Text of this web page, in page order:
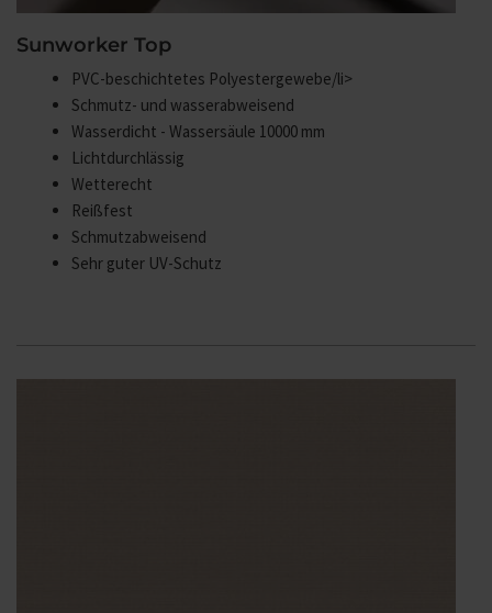
Sunworker Top
PVC-beschichtetes Polyestergewebe/li>
Schmutz- und wasserabweisend
Wasserdicht - Wassersäule 10000 mm
Lichtdurchlässig
Wetterecht
Reißfest
Schmutzabweisend
Sehr guter UV-Schutz